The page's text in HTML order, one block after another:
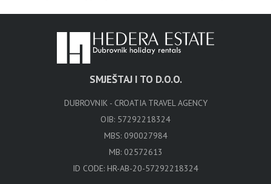
SMJEŠTAJ I TO D.O.O.
DUBROVNIK - CROATIA TRAVEL AGENCY
OIB: 57292218324
MBS: 090027984
MB: 02572613
ID CODE: HR-AB-20-57292218324